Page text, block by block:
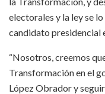
electorales y la ley se
candidato presidencial
“Nosotros, creemos
Transformación en el
López Obrador y